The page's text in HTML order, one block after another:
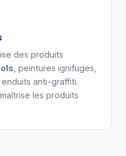
des produits
, peintures ignifuges,
anti-graffiti.
les produits